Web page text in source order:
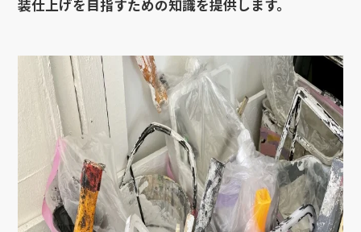
装仕上げを目指すための知識を提供します。